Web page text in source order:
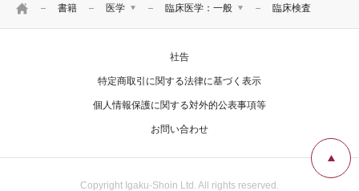
HOME 書籍 医学
リハ・臨床検査他
臨床医学：一般
基礎医学
臨床医学：一般
臨床医学：内科系
衛生・公衆衛生学
臨床検査
社告
特定商取引に関する法律に基づく表示
個人情報保護に関する対外的公表事項等
お問い合わせ
Copyright Igaku-Shoin Ltd. All rights reserved.